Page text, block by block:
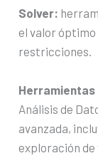
Solver:
el valor óptimo
restricciones.
Herramientas
Análisis de
avanzada,
exploración de